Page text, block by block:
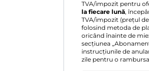
TVA/impozit pentru
la fiecare lună,
TVA/impozit (prețul
folosind metoda de
oricând înainte de
secțiunea
instrucțiunile de
zile pentru o